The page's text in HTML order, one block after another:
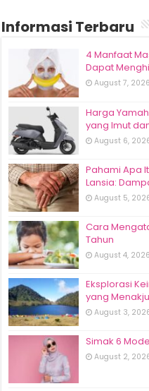
Informasi Terbaru
4 Manfaat
Dapat
August 7, 2026
Harga
yang Imut
August 6,
Pahami Apa
Lansia:
August 5,
Cara
Tahun
August 4, 2026
Eksplorasi
yang
August 3,
Simak 6
August 2,